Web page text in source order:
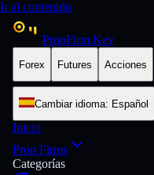
Ir al contenido
PropFirm Key
Forex Futures Acciones
Cambiar idioma: Español
Inicio
Prop Firms
Categorías